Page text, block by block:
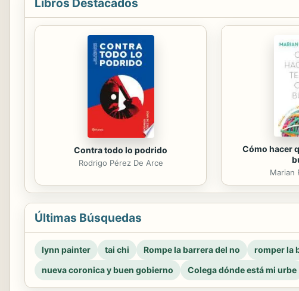
Libros Destacados
Contra todo lo podrido
Rodrigo Pérez De Arce
Cómo hacer
Marian
Últimas Búsquedas
lynn painter tai chi Rompe la barrera del no
romper la
nueva coronica y buen gobierno
Colega dónde está mi urbe